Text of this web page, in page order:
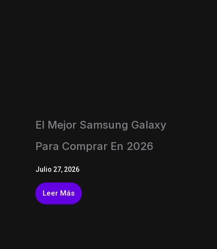
El Mejor Samsung Galaxy
Para Comprar En 2026
Julio 27, 2026
Leer Más